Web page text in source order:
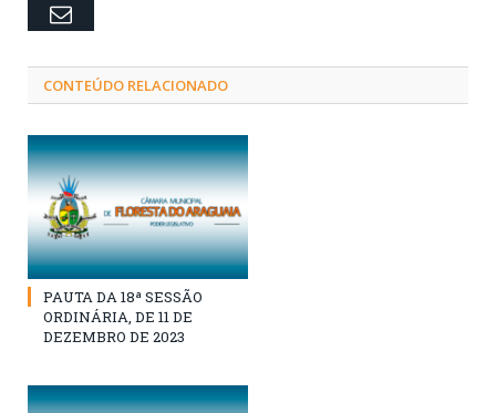
Email
CONTEÚDO RELACIONADO
PAUTA DA 18ª SESSÃO
ORDINÁRIA, DE 11 DE
DEZEMBRO DE 2023